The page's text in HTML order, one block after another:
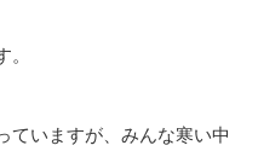
いますが、みんな寒い中